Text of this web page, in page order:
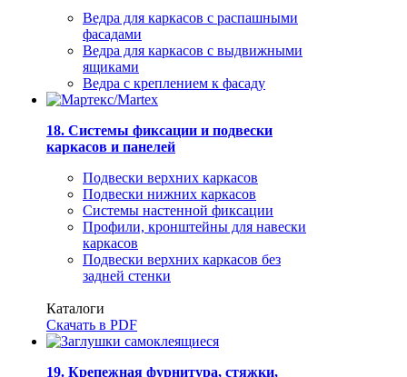
Ведра для каркасов с распашными
фасадами
Ведра для каркасов с выдвижными
ящиками
Ведра с креплением к фасаду
18. Системы фиксации и подвески
каркасов и панелей
Подвески верхних каркасов
Подвески нижних каркасов
Системы настенной фиксации
Профили, кронштейны для навески
каркасов
Подвески верхних каркасов без
задней стенки
Каталоги
Скачать в PDF
19. Крепежная фурнитура, стяжки,